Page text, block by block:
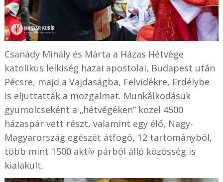
Csanády Mihály és Márta a Házas Hétvége
katolikus lelkiség hazai apostolai, Budapest után
Pécsre, majd a Vajdaságba, Felvidékre, Erdélybe
is eljuttatták a mozgalmat. Munkálkodásuk
gyümölcseként a „hétvégéken” közel 4500
házaspár vett részt, valamint egy élő, Nagy-
Magyarország egészét átfogó, 12 tartományból,
több mint 1500 aktív párból álló közösség is
kialakult.